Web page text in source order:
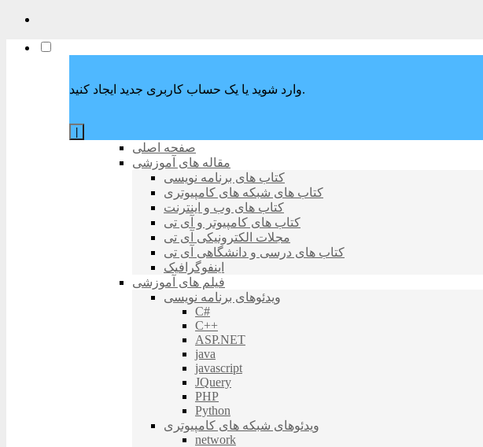
وارد شوید یا یک حساب کاربری جدید ایجاد کنید.
صفحه اصلی
مقاله های آموزشی
کتاب های برنامه نویسی
کتاب های شبکه های کامپیوتری
کتاب های وب و اینترنت
کتاب های کامپیوتر و آی تی
مجلات الکترونیکی آی تی
کتاب های درسی و دانشگاهی آی تی
اینفوگرافیک
فیلم های آموزشی
ویدئوهای برنامه نویسی
C#
C++
ASP.NET
java
javascript
JQuery
PHP
Python
ویدئوهای شبکه های کامپیوتری
network